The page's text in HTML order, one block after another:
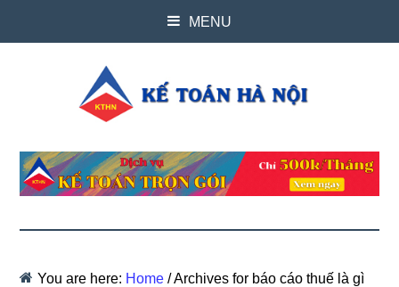
MENU
You are here: Home /Archives for báo cáo thuế là gì